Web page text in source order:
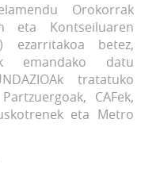
Orokorrak
eta Kontseiluaren
ezarritakoa betez,
emandako datu
tratatuko
CAFek,
eta Metro